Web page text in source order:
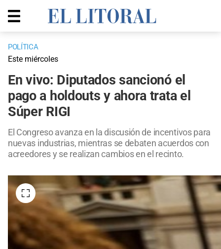
POLÍTICA
Este miércoles
En vivo: Diputados sancionó el
pago a holdouts y ahora trata el
Súper RIGI
El Congreso avanza en la discusión de incentivos para
nuevas industrias, mientras se debaten acuerdos con
acreedores y se realizan cambios en el recinto.